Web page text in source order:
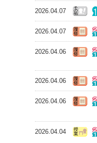
2026.04.07
2026.04.07
2026.04.06
2026.04.06
2026.04.06
2026.04.04